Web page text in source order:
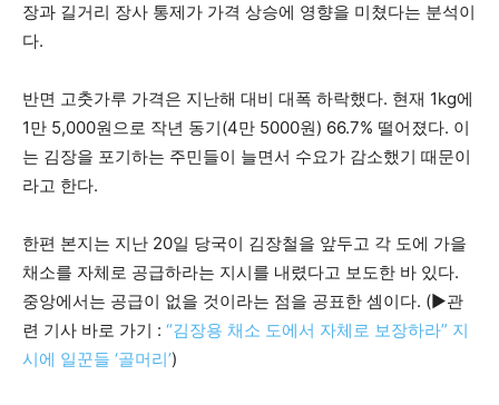
장과 길거리 장사 통제가 가격 상승에 영향을 미쳤다는 분석이
다.
반면 고춧가루 가격은 지난해 대비 대폭 하락했다. 현재 1kg에
1만 5,000원으로 작년 동기(4만 5000원) 66.7% 떨어졌다. 이
는 김장을 포기하는 주민들이 늘면서 수요가 감소했기 때문이
라고 한다.
한편 본지는 지난 20일 당국이 김장철을 앞두고 각 도에 가을
채소를 자체로 공급하라는 지시를 내렸다고 보도한 바 있다.
중앙에서는 공급이 없을 것이라는 점을 공표한 셈이다. (▶관
련 기사 바로 가기 : “김장용 채소 도에서 자체로 보장하라” 지
시에 일꾼들 ‘골머리’)